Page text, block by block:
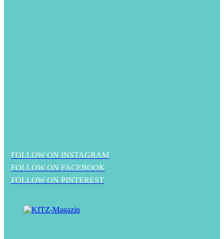
FOLLOW ON INSTAGRAM
FOLLOW ON FACEBOOK
FOLLOW ON PINTEREST